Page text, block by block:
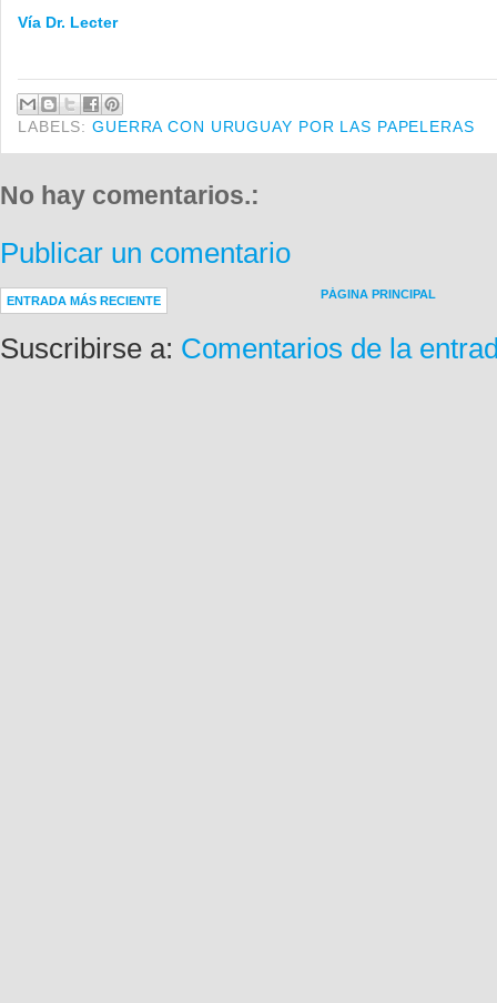
Vía Dr. Lecter
LABELS:GUERRA CON URUGUAY POR LAS PAPELERAS
No hay comentarios.:
Publicar un comentario
ENTRADA MÁS RECIENTE PÁGINA PRINCIPAL
Suscribirse a: Comentarios de la